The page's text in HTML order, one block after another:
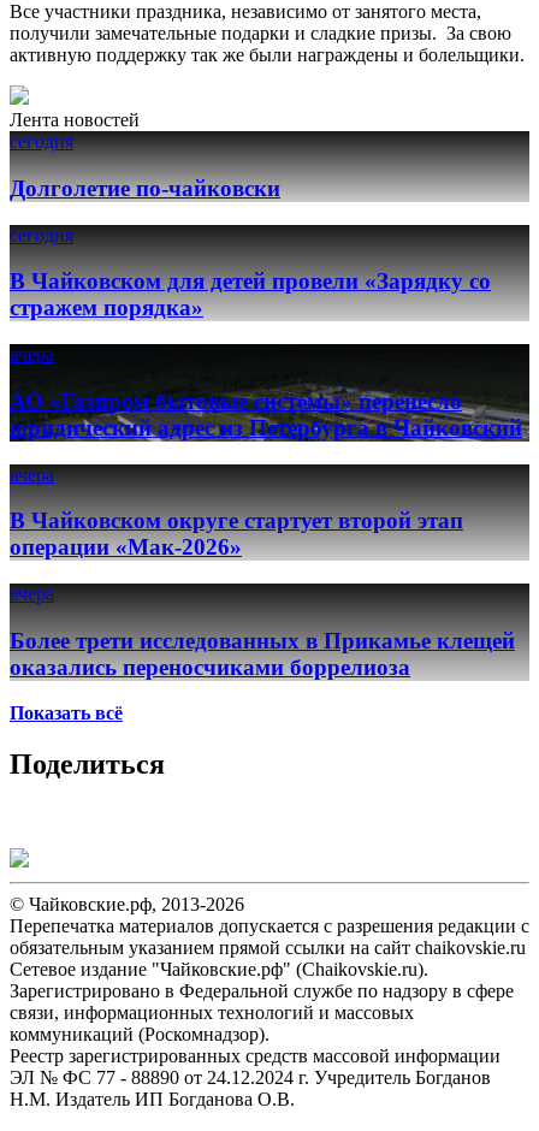
Все участники праздника, независимо от занятого места,
получили замечательные подарки и сладкие призы. За свою
активную поддержку так же были награждены и болельщики.
Лента новостей
сегодня
Долголетие по-чайковски
сегодня
В Чайковском для детей провели «Зарядку со
стражем порядка»
вчера
АО «Газпром бытовые системы» перенесло
юридический адрес из Петербурга в Чайковский
вчера
В Чайковском округе стартует второй этап
операции «Мак-2026»
вчера
Более трети исследованных в Прикамье клещей
оказались переносчиками боррелиоза
Показать всё
Поделиться
© Чайковские.рф, 2013-2026
Перепечатка материалов допускается с разрешения редакции с
обязательным указанием прямой ссылки на сайт chaikovskie.ru
Сетевое издание "Чайковские.рф" (Chaikovskie.ru).
Зарегистрировано в Федеральной службе по надзору в сфере
связи, информационных технологий и массовых
коммуникаций (Роскомнадзор).
Реестр зарегистрированных средств массовой информации
ЭЛ № ФС 77 - 88890 от 24.12.2024 г. Учредитель Богданов
Н.М. Издатель ИП Богданова О.В.